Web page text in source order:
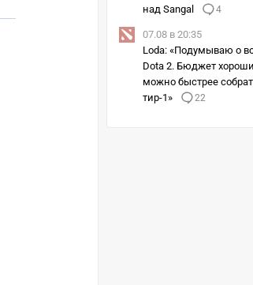
над Sangal
4
07.08 в 20:35
Loda: «Подумываю о
Dota 2. Бюджет
можно быстрее
тир-1»
22